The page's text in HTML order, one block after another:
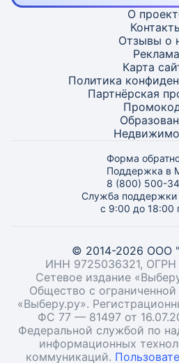
О
Отзывы о
Реклама
Карта
Политика
Партнёрская
Форма
Поддержка в
8 (800) 500-
Служба
с 9:00 до 18:00
© 2014-2026 ООО
ИНН 9725036321, ОГРН
Сетевое издание
Общество с
«Выберу.ру».
ФС 77 — 81497 от
Федеральной службой по
информационных
коммуникаций.